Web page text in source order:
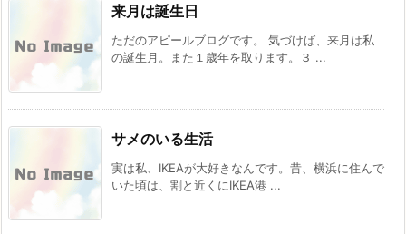
来月は誕生日
ただのアピールブログです。 気づけば、来月は私
の誕生月。また１歳年を取ります。３ ...
サメのいる生活
実は私、IKEAが大好きなんです。昔、横浜に住んで
いた頃は、割と近くにIKEA港 ...